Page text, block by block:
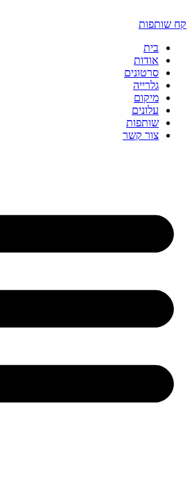
לתוכן
קח שותפות
בית
אודות
סרטונים
גלרייה
מיקום
עלונים
שותפות
צור קשר